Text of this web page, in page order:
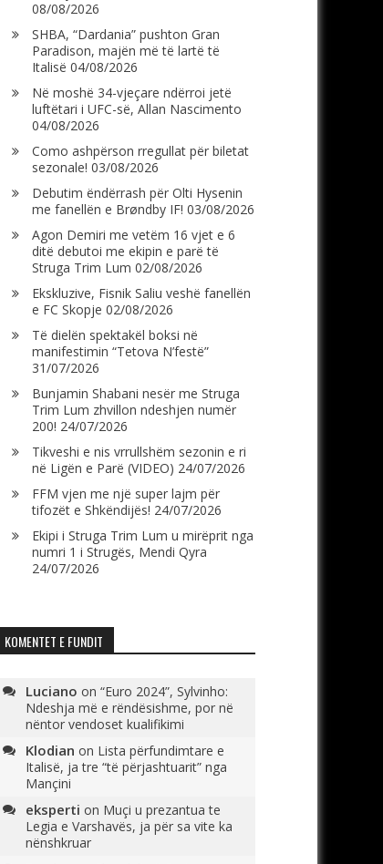
08/08/2026
SHBA, “Dardania” pushton Gran
Paradison, majën më të lartë të
Italisë 04/08/2026
Në moshë 34-vjeçare ndërroi jetë
luftëtari i UFC-së, Allan Nascimento
04/08/2026
Como ashpërson rregullat për biletat
sezonale! 03/08/2026
Debutim ëndërrash për Olti Hysenin
me fanellën e Brøndby IF! 03/08/2026
Agon Demiri me vetëm 16 vjet e 6
ditë debutoi me ekipin e parë të
Struga Trim Lum 02/08/2026
Ekskluzive, Fisnik Saliu veshë fanellën
e FC Skopje 02/08/2026
Të dielën spektakël boksi në
manifestimin “Tetova N’festë”
31/07/2026
Bunjamin Shabani nesër me Struga
Trim Lum zhvillon ndeshjen numër
200! 24/07/2026
Tikveshi e nis vrrullshëm sezonin e ri
në Ligën e Parë (VIDEO) 24/07/2026
FFM vjen me një super lajm për
tifozët e Shkëndijës! 24/07/2026
Ekipi i Struga Trim Lum u mirëprit nga
numri 1 i Strugës, Mendi Qyra
24/07/2026
KOMENTET E FUNDIT
Luciano on “Euro 2024”, Sylvinho:
Ndeshja më e rëndësishme, por në
nëntor vendoset kualifikimi
Klodian on Lista përfundimtare e
Italisë, ja tre “të përjashtuarit” nga
Mançini
eksperti on Muçi u prezantua te
Legia e Varshavës, ja për sa vite ka
nënshkruar